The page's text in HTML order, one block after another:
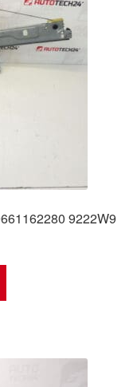
9222W9